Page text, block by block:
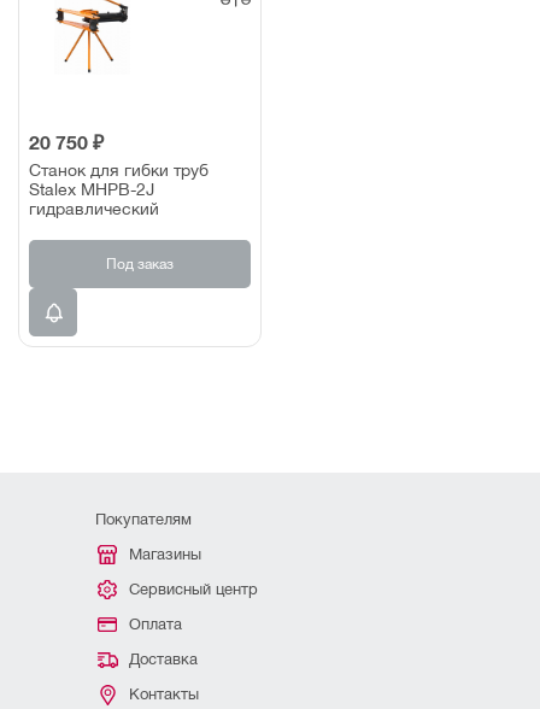
20 750 ₽
Станок для гибки труб
Stalex MHPB-2J
гидравлический
Под заказ
Покупателям
Магазины
Сервисный центр
Оплата
Доставка
Контакты